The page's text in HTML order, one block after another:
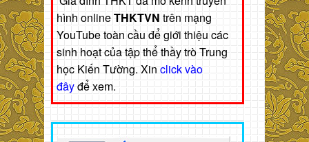
hình onlineTHKTVN trên mạng
YouTube toàn cầu để giới thiệu các
sinh hoạt của tập thể thầy trò Trung
học Kiến Tường. Xin click vào
đâyđể xem.